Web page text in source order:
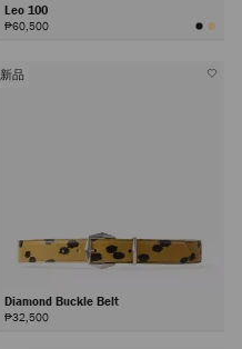
Leo 100
₱60,500
新品
Diamond Buckle Belt
₱32,500